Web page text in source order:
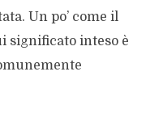
Un po’ come il
significato inteso è